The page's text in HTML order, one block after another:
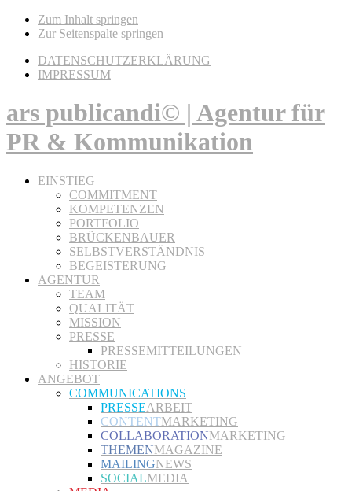
Zum Inhalt springen
Zur Seitenspalte springen
DATENSCHUTZERKLÄRUNG
IMPRESSUM
ars publicandi© | Agentur für
PR & Kommunikation
EINSTIEG
COMMITMENT
KOMPETENZEN
PORTFOLIO
BRÜCKENBAUER
SELBSTVERSTÄNDNIS
BEGEISTERUNG
AGENTUR
TEAM
QUALITÄT
MISSION
PRESSE
PRESSEMITTEILUNGEN
HISTORIE
ANGEBOT
COMMUNICATIONS
PRESSEARBEIT
CONTENTMARKETING
COLLABORATIONMARKETING
THEMENMAGAZINE
MAILINGNEWS
SOCIALMEDIA